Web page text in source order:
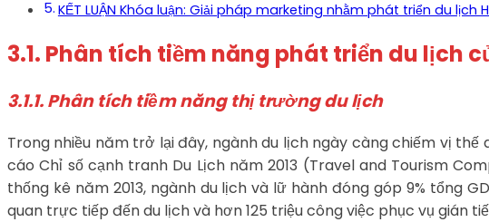
KẾT LUẬN Khóa luận: Giải pháp marketing nhằm phát triển du lịch
3.1. Phân tích tiềm năng phát triển du lịch
3.1.1. Phân tích tiềm năng thị trường du lịch
Trong nhiều năm trở lại đây, ngành du lịch ngày càng chiếm vị
cáo Chỉ số cạnh tranh Du Lịch năm 2013 (Travel and Tourism
thống kê năm 2013, ngành du lịch và lữ hành đóng góp 9% tổng
quan trực tiếp đến du lịch và hơn 125 triệu công việc phục vụ gián